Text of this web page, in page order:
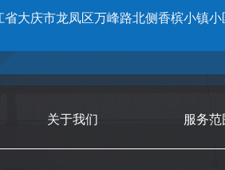
省大庆市龙凤区万峰路北侧香槟小镇小
关于我们 服务范